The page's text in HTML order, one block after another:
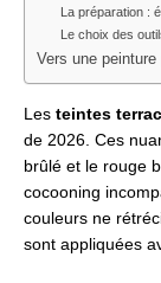
La préparation :
Le choix des
Vers une
Les teintes
de 2026. Ces
brûlé et le rouge
cocooning
couleurs ne
sont appliquées